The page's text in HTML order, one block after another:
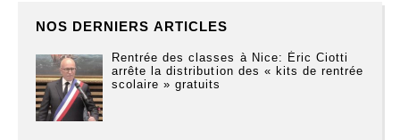
NOS DERNIERS ARTICLES
Rentrée des classes à Nice: Éric Ciotti
arrête la distribution des « kits de rentrée
scolaire » gratuits